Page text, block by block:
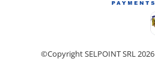
©Copyright SELPOINT SRL 2026